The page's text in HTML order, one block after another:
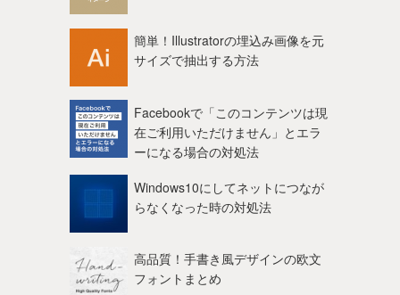
簡単！Illustratorの埋込み画像を元
サイズで抽出する方法
Facebookで「このコンテンツは現
在ご利用いただけません」とエラ
ーになる場合の対処法
Windows10にしてネットにつなが
らなくなった時の対処法
高品質！手書き風デザインの欧文
フォントまとめ